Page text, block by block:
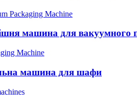
машина для вакуумного
машина для шафи